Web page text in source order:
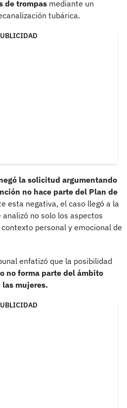
de trompas mediante un
tubárica.
la solicitud argumentando
no hace parte del Plan de
esta negativa, el caso llegó a la
no solo los aspectos
personal y emocional de
enfatizó que la posibilidad
no forma parte del ámbito
mujeres.